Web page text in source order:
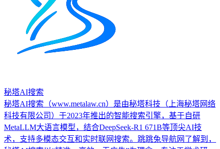
秘塔AI搜索
秘塔AI搜索（www.metalaw.cn）是由秘塔科技（上海秘塔网络
科技有限公司）于2023年推出的智能搜索引擎，基于自研
MetaLLM大语言模型，结合DeepSeek-R1 671B等顶尖AI技
术，支持多模态交互和实时联网搜索。跳跳兔导航网了解到，